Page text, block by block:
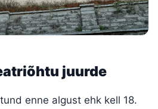
juurde
enne algust ehk kell 18.